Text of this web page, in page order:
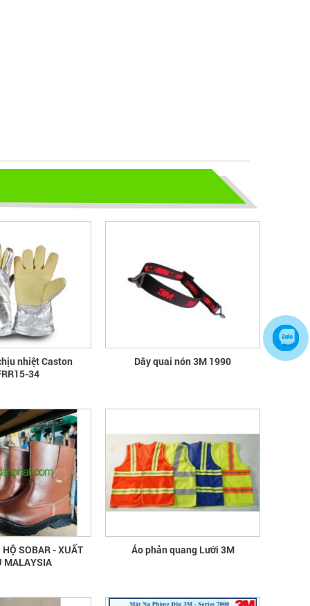
CHỌN GIÀY BẢO HỘ - ĐỪNG ĐỂ
hợp nhé
TỦ ĐỰNG HÓA CHẤT CÓ LỌC HẤP
TỦ ĐỰNG HÓA CHẤT CÓ LỌC HẤP
Truyền thông viên nguồn về AT-
Truyền thông viên nguồn về AT-VSLĐ
quần áo bảo hộ - Hội nghị Mạng
thông tin quốc gia về ATVSLĐ lần
quần áo bảo hộ - Hội nghị Mạng thông
tin quốc gia về ATVSLĐ lần thứ 16
Hướng dẫn chọn mua và sử dụng
nhiệt Caston
34
Dây quai nón 3M 1990
HỘ SOBAR - XUẤT
MALAYSIA
Áo phản quang Lưới 3M